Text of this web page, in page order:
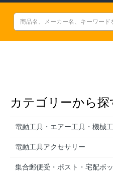
カテゴリーから探
電動工具・エアー工具・機械
電動工具アクセサリー
集合郵便受・ポスト・宅配ボ